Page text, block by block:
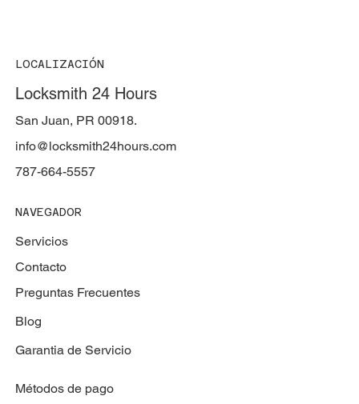
LOCALIZACIÓN
Locksmith 24 Hours
San Juan, PR 00918.
787-664-5557
info@locksmith24hours.com
NAVEGADOR
Servicios
Contacto
Preguntas Frecuentes
Blog
Garantia de Servicio
Métodos de pago